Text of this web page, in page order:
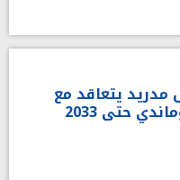
مدريد يتعاقد مع
حتى 2033